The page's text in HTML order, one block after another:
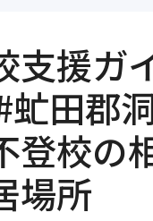
支援ガ
虻田郡
登校の
場所